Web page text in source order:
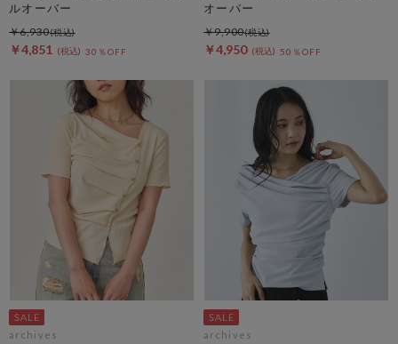
ルオーバー
￥4,851 30％OFF
￥6,930
オーバー
￥4,950 50％OFF
￥9,900
archives archives